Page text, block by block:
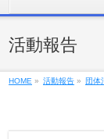
活動報告
HOME » 活動報告 » 団体